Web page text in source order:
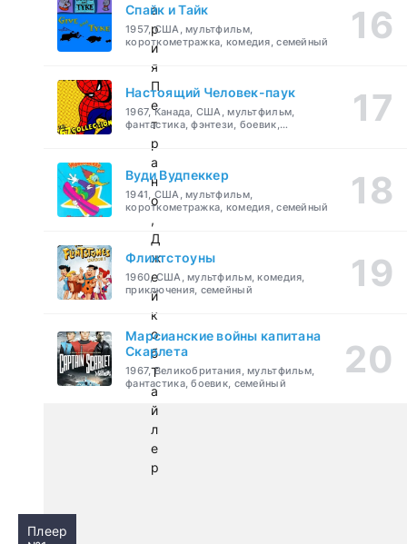
а
р
и
я
П
е
т
р
а
н
о
,
Д
ж
е
й
к
о
б
Т
а
й
л
е
р
Плеер
Спайк и Тайк
1957, США, мультфильм,
короткометражка, комедия, семейный
Настоящий Человек-паук
1967, Канада, США, мультфильм,
фантастика, фэнтези, боевик,
Вуди Вудпеккер
1941, США, мультфильм,
короткометражка, комедия, семейный
Флинтстоуны
1960, США, мультфильм, комедия,
приключения, семейный
Марсианские войны капитана
Скарлета
1967, Великобритания, мультфильм,
фантастика, боевик, семейный